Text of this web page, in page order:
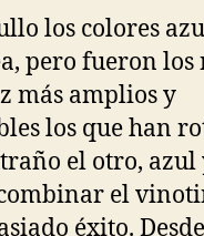
los colores
pero fueron los
más amplios y
los que han
el otro, azul
el
éxito.